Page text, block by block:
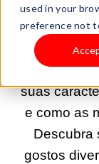
used in your
preference not
A Geração
futura
suas
e como as
Descubra
gostos